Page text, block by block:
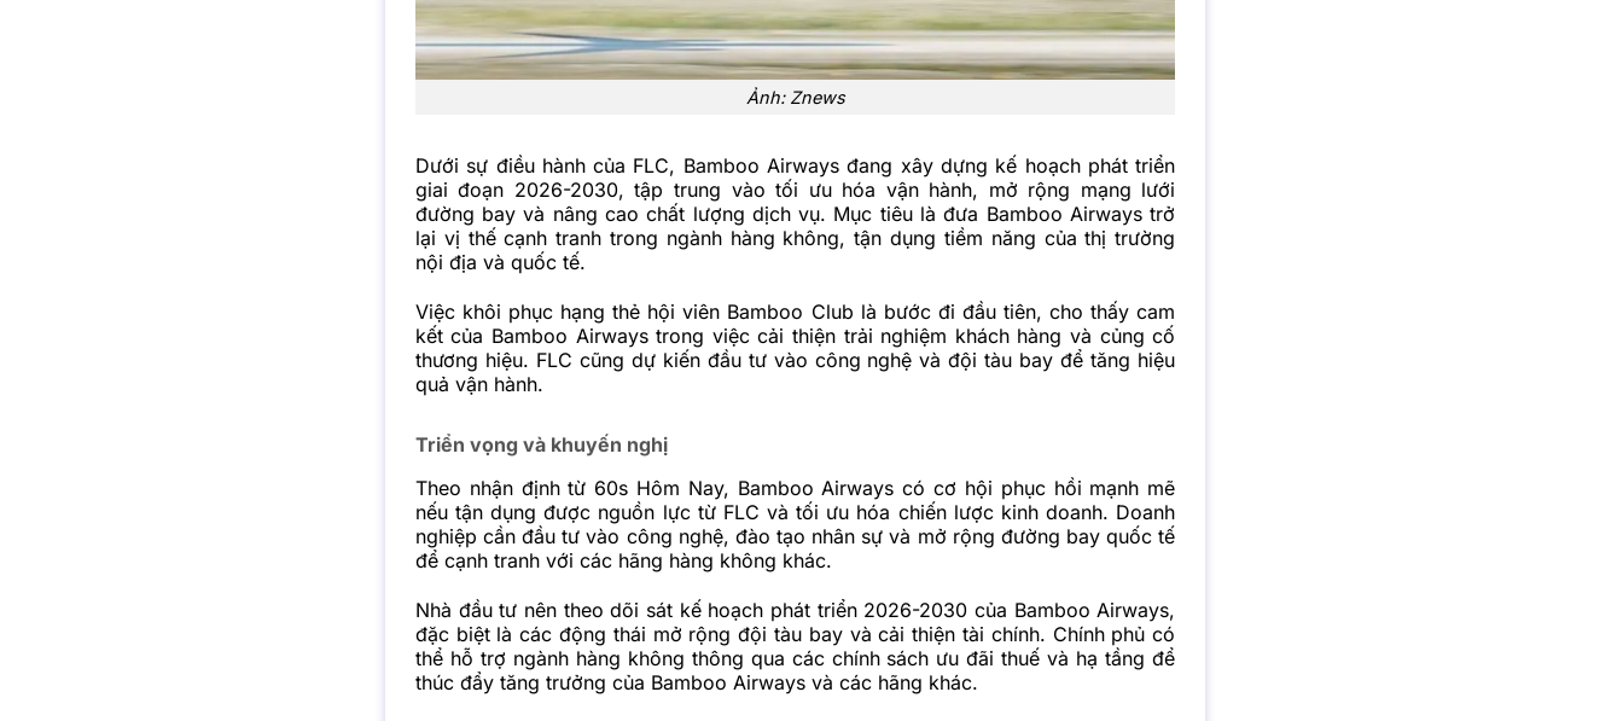
Ảnh: Znews
Dưới sự điều hành của FLC, Bamboo Airways đang xây dựng kế hoạch phát triển
giai đoạn 2026-2030, tập trung vào tối ưu hóa vận hành, mở rộng mạng lưới
đường bay và nâng cao chất lượng dịch vụ. Mục tiêu là đưa Bamboo Airways trở
lại vị thế cạnh tranh trong ngành hàng không, tận dụng tiềm năng của thị trường
nội địa và quốc tế.
Việc khôi phục hạng thẻ hội viên Bamboo Club là bước đi đầu tiên, cho thấy cam
kết của Bamboo Airways trong việc cải thiện trải nghiệm khách hàng và củng cố
thương hiệu. FLC cũng dự kiến đầu tư vào công nghệ và đội tàu bay để tăng hiệu
quả vận hành.
Triển vọng và khuyến nghị
Theo nhận định từ 60s Hôm Nay, Bamboo Airways có cơ hội phục hồi mạnh mẽ
nếu tận dụng được nguồn lực từ FLC và tối ưu hóa chiến lược kinh doanh. Doanh
nghiệp cần đầu tư vào công nghệ, đào tạo nhân sự và mở rộng đường bay quốc tế
để cạnh tranh với các hãng hàng không khác.
Nhà đầu tư nên theo dõi sát kế hoạch phát triển 2026-2030 của Bamboo Airways,
đặc biệt là các động thái mở rộng đội tàu bay và cải thiện tài chính. Chính phủ có
thể hỗ trợ ngành hàng không thông qua các chính sách ưu đãi thuế và hạ tầng để
thúc đẩy tăng trưởng của Bamboo Airways và các hãng khác.